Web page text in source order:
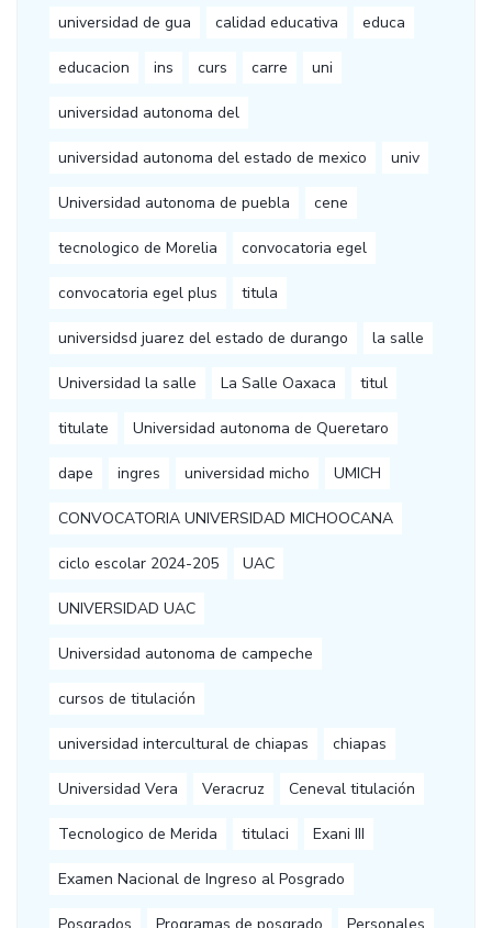
universidad de gua calidad educativa educa
educacion ins curs carre uni
universidad autonoma del
universidad autonoma del estado de mexico univ
Universidad autonoma de puebla cene
tecnologico de Morelia convocatoria egel
convocatoria egel plus titula
universidsd juarez del estado de durango la salle
Universidad la salle La Salle Oaxaca titul
titulate Universidad autonoma de Queretaro
dape ingres universidad micho UMICH
CONVOCATORIA UNIVERSIDAD MICHOOCANA
ciclo escolar 2024-205 UAC
UNIVERSIDAD UAC
Universidad autonoma de campeche
cursos de titulación
universidad intercultural de chiapas chiapas
Universidad Vera Veracruz Ceneval titulación
Tecnologico de Merida titulaci Exani III
Examen Nacional de Ingreso al Posgrado